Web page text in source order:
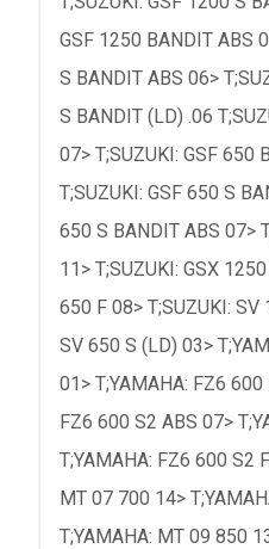
GSF 1250 BANDIT ABS
S BANDIT ABS 06>
S BANDIT (LD) .06
07> T;SUZUKI: GSF 650
T;SUZUKI: GSF 650 S
650 S BANDIT ABS 07>
11> T;SUZUKI: GSX
650 F 08> T;SUZUKI: SV
SV 650 S (LD) 03>
01> T;YAMAHA: FZ6 600
FZ6 600 S2 ABS 07>
T;YAMAHA: FZ6 600 S2
MT 07 700 14>
T;YAMAHA: MT 09 850